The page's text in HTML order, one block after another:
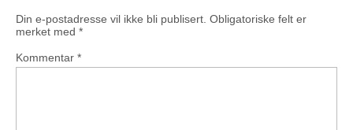
Din e-postadresse vil ikke bli publisert. Obligatoriske felt er
merket med *
Kommentar *